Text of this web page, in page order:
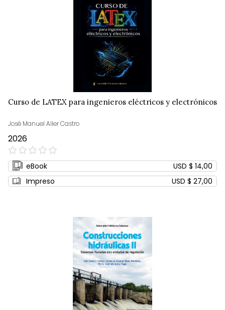
Curso de LATEX para ingenieros eléctricos y electrónicos
José Manuel Aller Castro
2026
0%
eBook
USD $ 14,00
Impreso
USD $ 27,00